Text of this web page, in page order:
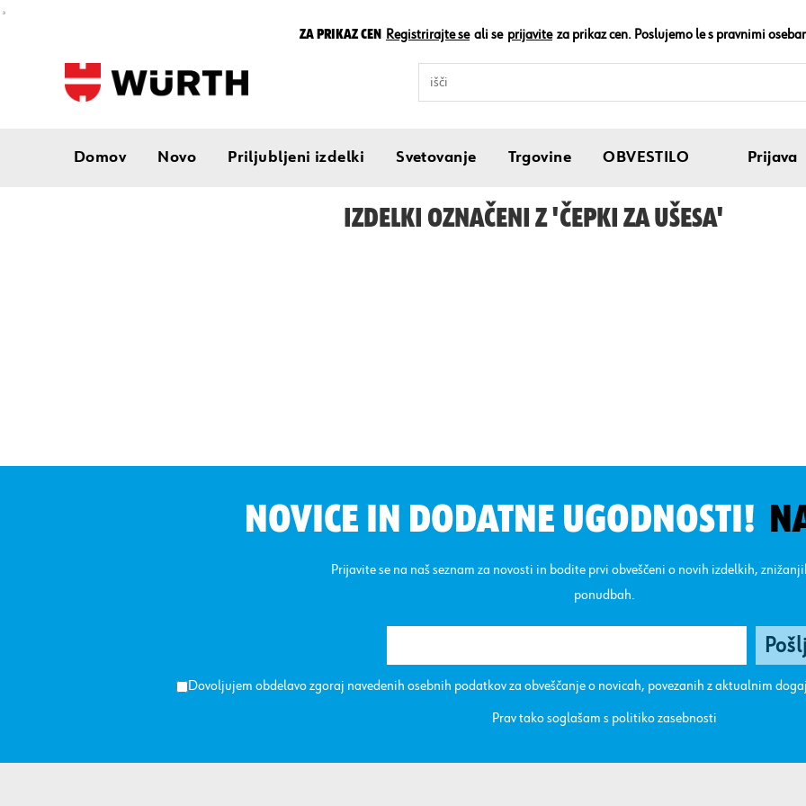
¸
Za prikaz cen
Registrirajte se ali se prijavite za prikaz cen. Poslujemo le s pravnimi
Domov Novo Priljubljeni izdelki Svetovanje Trgovine OBVESTILO Prijava
IZDELKI OZNAČENI Z 'ČEPKI ZA UŠESA'
NOVICE IN DODATNE UGODNOSTI!
Prijavite se na naš seznam za novosti in bodite prvi obveščeni o novih izdelkih,
ponudbah.
Dovoljujem obdelavo zgoraj navedenih osebnih podatkov za obveščanje o novicah, povezanih z aktualnim
Prav tako soglašam s politiko zasebnosti